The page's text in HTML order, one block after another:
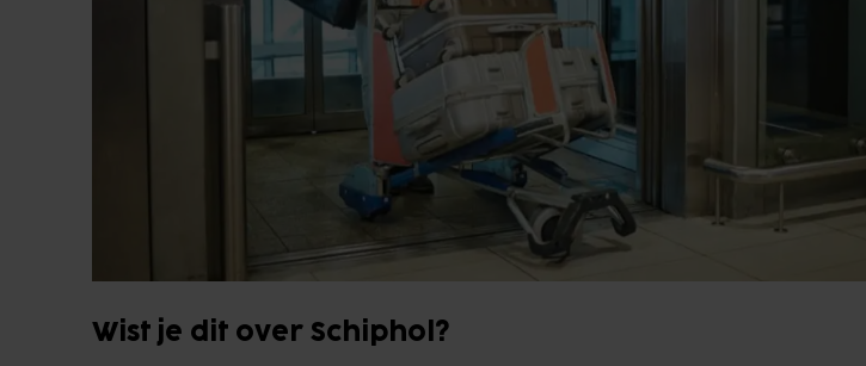
Wist je dit over Schiphol?